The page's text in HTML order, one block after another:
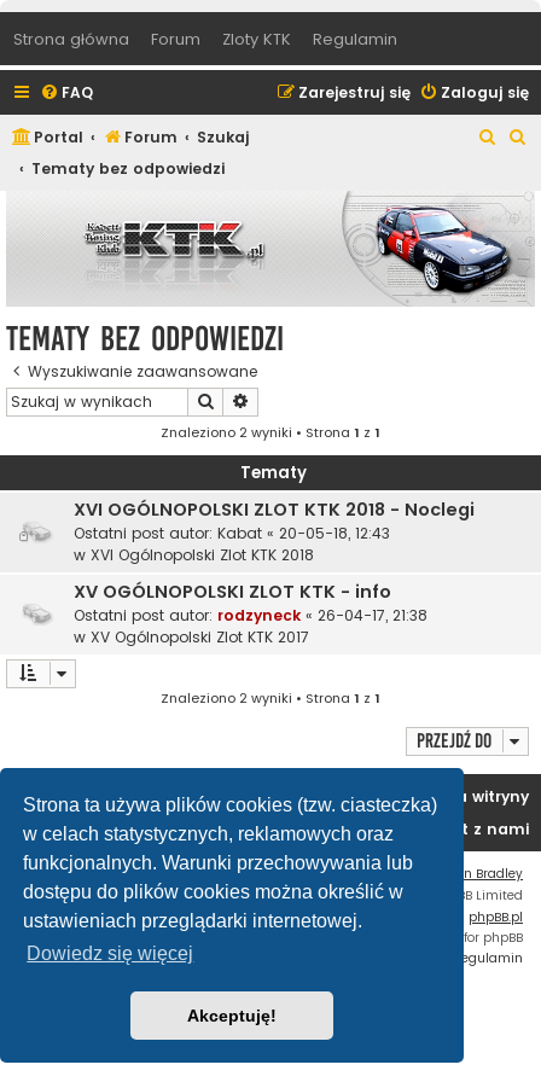
Strona ta używa plików cookies (tzw. ciasteczka)
w celach statystycznych, reklamowych oraz
funkcjonalnych. Warunki przechowywania lub
dostępu do plików cookies można określić w
ustawieniach przeglądarki internetowej.
Dowiedz się więcej
Akceptuję!
Strona główna Forum Zloty KTK Regulamin
FAQ Zaloguj się
Zarejestruj się
Portal Forum
Szukaj
Tematy bez odpowiedzi
u
k
a
u
k
a
j
Tematy bez odpowiedzi
Wyszukiwanie zaawansowane
Szukaj
Znaleziono 2 wyniki • Strona 1 z 1
Tematy
XVI OGÓLNOPOLSKI ZLOT KTK 2018 - Noclegi
Ostatni post autor: Kabat « 20-05-18, 12:43
w XVI Ogólnopolski Zlot KTK 2018
XV OGÓLNOPOLSKI ZLOT KTK - info
Ostatni post autor: rodzyneck « 26-04-17, 21:38
w XV Ogólnopolski Zlot KTK 2017
Znaleziono 2 wyniki • Strona 1 z 1
Przejdź do
Portal Forum
Usuń ciasteczka witryny
Kontakt z nami
Flat Style by
Ian Bradley
Technologię dostarczaphpBB® Forum Software © phpBB Limited
Polski pakiet językowy dostarcza phpBB.pl
extension for phpBB
Regulamin